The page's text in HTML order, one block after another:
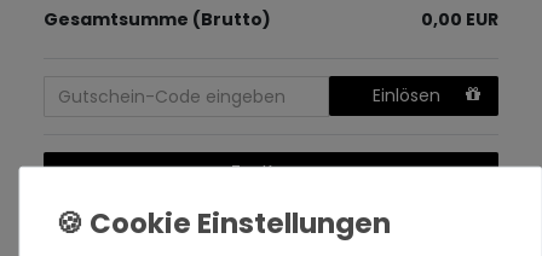
Gesamtsumme (Brutto)
0,00 EUR
Einlösen
Zur Kasse